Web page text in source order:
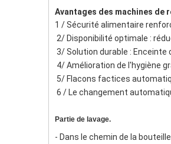
Avantages des machines de
1 / Sécurité alimentaire
2/ Disponibilité optimale :
3/ Solution durable :
4/ Amélioration de l'hygiène
5/ Flacons factices
6 / Le changement
Partie de lavage.
- Dans le chemin de la